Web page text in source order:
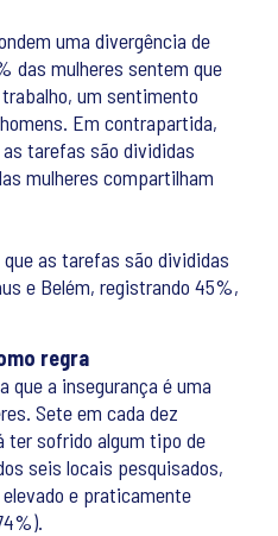
uma divergência de
das mulheres sentem que
um sentimento
Em contrapartida,
tarefas são divididas
mulheres compartilham
as tarefas são divididas
e Belém, registrando 45%,
regra
a insegurança é uma
Sete em cada dez
ter sofrido algum tipo de
seis locais pesquisados,
e praticamente